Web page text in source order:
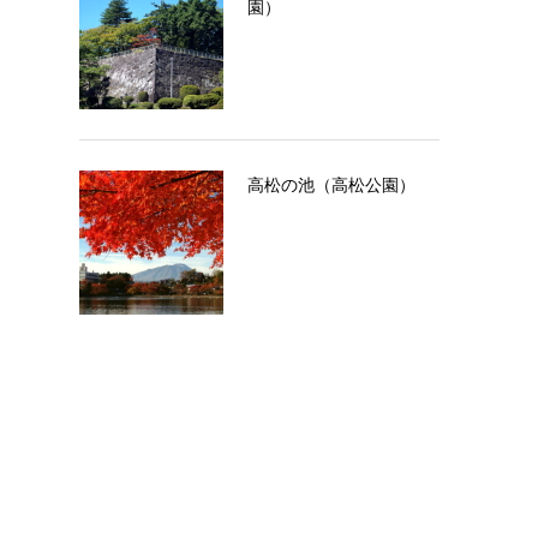
園）
高松の池（高松公園）